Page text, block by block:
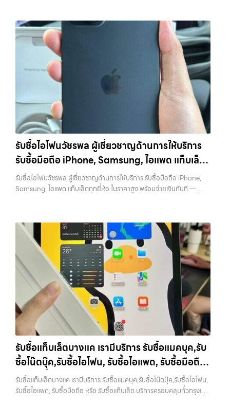
ทันที โดยเน้นบริการในพื้นที่ ลาดพร้าว, รัชดา, บางรัก, แจ้งวัฒนะ, บางแค,
วัชรพล, รามอินทรา, รวมถึง บางนา, บางพลี, เกษตรนวมินทร์, เสนานิคม,
วังหินไม่ว่าคุณจะต้องการ รับซื้อโทรศัพท์, รับซื้อแมคบุค, รับซื้อโน๊ตบุ๊ค, รับ
ซื้อแท็บเล็ต, หรือบริการอื่นๆ เกี่ยวกับสินค้าไอที กรุงเทพฯ – เราพร้อมให้
บริการครบวงจร บริการของเรา เราให้บริการแบบครบวงจรสำหรับลูกค้าที่
ต้องการขายอุปกรณ์ไอที ไม่ว่าจะเป็น:…
แค่เครื่องใช้ไฟฟ้า แต่เป็นทรัพย์สินที่มีมูลค่า คุณอาจต้องการเปลี่ยนรุ่น หรือ
ต้องการเงินด่วน เราจึงมอบบริการประเมินสภาพเครื่อง ฟรี ปราบปราม
ความยุ่งยากทั้งหลาย โดยเน้น โปร่งใส มั่นใจได้ และจ่ายเงินทันทีเมื่อตกลง
ซื้อขายสำเร็จ บริการของเราครอบคลุมทั้ง iPhone สายใหม่-เก่า,
Samsung ทุกรุ่น, iPad และแท็บเล็ตทุกแบรนด์ เรารับถึงแม้จะอยู่ในสภาพ
ใช้งานแล้ว ตกแต่งแล้ว หรือมีรอยบ้าง เพราะมูลค่าของเครื่องไม่ได้ขึ้นอยู่แค่
ยี่ห้อ แต่ขึ้นอยู่กับสภาพจริง ความครบชุด และความสะดวกในการขายของ
คุณ เราจึงตั้งใจให้บริการในเขต ลาดพร้าว, รัชดา, บางรัก, แจ้งวัฒนะ,
บางแค, วัชรพล, รามอินทรา, บางนา, บางพลี, เกษตรนวมินทร์, เสนานิคม,
วังหิน อย่างเต็มที่ ไม่ว่าคุณจะค้นหาคำว่า “รับซื้อมือถือใกล้ฉัน”, “รับซื้อ
โทรศัพท์มือสองกรุงเทพ”, “ขาย iPad ได้ราคา”, “รับซื้อแท็บเล็ต กรุงเทพ
ถึงที่”, หรือ “รับซื้อ Samsung มือสอง ราคาสูง” — ที่นี่คือคำตอบ เพราะ
บริการของเรามุ่งตรงให้คุณได้รับราคาและความสะดวกสบายที่เหนือกว่า
เลือกเราแล้วคุณจะได้บริการที่คุณไว้วางใจ พร้อมทีมงานที่พร้อมอำนวย
ความสะดวก นัดรับถึงที่ ตรวจสภาพอย่างมืออาชีพ และจ่ายเงินทันที
ทั้งหมดนี้เพื่อให้การขายอุปกรณ์ของคุณเป็นเรื่องง่ายขึ้น ดีกว่า รวดเร็วกว่า
และคุ้มค่ากว่า ทำไมต้องเลือกเรา ผู้เชี่ยวชาญด้านการให้บริการ รับซื้อมือถือ
วัชรพล, รามอินทรา, รวมถึง บางนา, บางพลี, เกษตรนวมินทร์, เสนานิคม,
วังหินไม่ว่าคุณจะต้องการ รับซื้อโทรศัพท์, รับซื้อแมคบุค, รับซื้อโน๊ตบุ๊ค, รับ
ซื้อแท็บเล็ต, หรือบริการอื่นๆ เกี่ยวกับสินค้าไอที กรุงเทพฯ – เราพร้อมให้
บริการครบวงจร บริการของเรา…
วัชรพล รามอินทรา รับซื้อไอโฟนเกษตนวมินทร์ — รับซื้อมือถือ หรือ รับซื้อ
แท็บเล็ต ที่ให้ราคาเป็นธรรมและบริการรวดเร็ว บริการครอบคลุมทั่วกรุงเทพ
และพื้นที่ใกล้เคียง รับซื้อไอโฟนเกษตนวมินทร์ รับซื้อมือถือ หรือ รับซื้อ
แท็บเล็ต ที่ให้ราคาเป็นธรรมและบริการรวดเร็ว บริการครอบคลุมทั่วกรุงเทพ
และพื้นที่ใกล้เคียง รับซื้อ… รับซื้อไอโฟนเกษตนวมินทร์ รับซื้อ iPhone ทุก
รุ่น ให้ราคาสูง พร้อมจ่ายเงินทันที ประสบการณ์เหนือระดับกับการ รับซื้อไอ
โฟน, รับซื้อไอแพด, รับซื้อมือถือ ยินดีต้อนรับสู่ “รับซื้อขายมือถือ.com”
เว็บไซต์ที่คุณไว้วางใจได้ สำหรับบริการ รับซื้อ มือถือ iPhone, Samsung,
iPad, แท็บเล็ต ทุกยี่ห้อ ให้ราคาสูง พร้อมจ่ายเงินทันที ครอบคลุมพื้นที่
ลาดพร้าว, รัชดา, บางรัก, แจ้งวัฒนะ, บางแค, วัชรพล, รามอินทรา และเขต
กรุงเทพฯ ใกล้ “ใกล้ ฉัน” ที่สุด ในยุคที่สมาร์ทโฟน แท็บเล็ต และอุปกรณ์ไอที
ใหม่ๆ เปลี่ยนรุ่นกันแทบทุกช่วงเวลา อุปกรณ์ที่คุณใช้แล้วอาจกลายเป็นของ
ที่ไม่ได้ใช้งานอยู่เฉยๆ เว็บไซต์ของเราจึงเกิดขึ้นเพื่อเป็นทางเลือกให้คุณ
สามารถเปลี่ยนอุปกรณ์ที่ไม่ใช้แล้วให้กลายเป็นเงินสดได้ทันที ด้วยบริการ รับ
ซื้อไอโฟน, รับซื้อไอแพด, รับซื้อมือถือ, รับซื้อโทรศัพท์, รับซื้อโน๊ตบุ๊ค, รับซื้อ
แท็บเล็ต, รับซื้อสินค้าไอทีกรุงเทพมหานคร อย่างครบวงจร ไม่ว่าคุณจะอยู่
โซนเมืองหรือเขตชานเมือง เรามีทีมงานพร้อมให้บริการถึงที่ในพื้นที่ “ใกล้
ต้องการเปลี่ยนรุ่น หรือต้องการเงินด่วน เราจึงมอบบริการประเมินสภาพ
เครื่อง ฟรี ปราบปรามความยุ่งยากทั้งหลาย โดยเน้น โปร่งใส มั่นใจได้ และ
จ่ายเงินทันทีเมื่อตกลงซื้อขายสำเร็จ บริการของเราครอบคลุมทั้ง iPhone
สายใหม่-เก่า, Samsung ทุกรุ่น, iPad และแท็บเล็ตทุกแบรนด์ เรารับถึงแม้
จะอยู่ในสภาพใช้งานแล้ว ตกแต่งแล้ว หรือมีรอยบ้าง เพราะมูลค่าของเครื่อง
ไม่ได้ขึ้นอยู่แค่ยี่ห้อ แต่ขึ้นอยู่กับสภาพจริง ความครบชุด และความสะดวกใน
การขายของคุณ เราจึงตั้งใจให้บริการในเขต ลาดพร้าว, รัชดา, บางรัก,
แจ้งวัฒนะ, บางแค, วัชรพล, รามอินทรา, บางนา, บางพลี, เกษตรนวมินทร์,
เสนานิคม, วังหิน อย่างเต็มที่ ไม่ว่าคุณจะค้นหาคำว่า “รับซื้อมือถือใกล้ฉัน”,
“รับซื้อโทรศัพท์มือสองกรุงเทพ”, “ขาย iPad ได้ราคา”, “รับซื้อแท็บเล็ต
กรุงเทพถึงที่”, หรือ “รับซื้อ Samsung มือสอง ราคาสูง” — ที่นี่คือคำตอบ
เพราะบริการของเรามุ่งตรงให้คุณได้รับราคาและความสะดวกสบายที่เหนือ
กว่า เลือกเราแล้วคุณจะได้บริการที่คุณไว้วางใจ พร้อมทีมงานที่พร้อม
อำนวยความสะดวก นัดรับถึงที่ ตรวจสภาพอย่างมืออาชีพ และจ่ายเงินทันที
ทั้งหมดนี้เพื่อให้การขายอุปกรณ์ของคุณเป็นเรื่องง่ายขึ้น ดีกว่า รวดเร็วกว่า
และคุ้มค่ากว่า ทำไมต้องเลือกเรา ผู้เชี่ยวชาญด้านการให้บริการ รับซื้อมือถือ
iPhone, Samsung, ไอแพด แท็บเล็ตทุกยี่ห้อ ในราคาสูง พร้อมจ่ายเงิน
รับซื้อไอโฟนวัชรพล ผู้เชี่ยวชาญด้านการให้บริการ
รับซื้อมือถือ iPhone, Samsung, ไอแพด แท็บเล็ต
ทุกยี่ห้อ ในราคาสูง พร้อมจ่ายเงินทันที
รับซื้อไอโฟนวัชรพล ผู้เชี่ยวชาญด้านการให้บริการ รับซื้อมือถือ iPhone,
Samsung, ไอแพด แท็บเล็ตทุกยี่ห้อ ในราคาสูง พร้อมจ่ายเงินทันที —
วัชรพล รามอินทรา รับซื้อไอโฟนวัชรพล — ผู้เชี่ยวชาญด้านการให้บริการ
รับซื้อมือถือ iPhone, Samsung, ไอแพด แท็บเล็ตทุกยี่ห้อ ในราคาสูง
พร้อมจ่ายเงินทันที รับซื้อไอโฟนวัชรพล ผู้เชี่ยวชาญด้านการให้บริการ รับซื้อ
มือถือ iPhone, Samsung, ไอแพด แท็บเล็ตทุกยี่ห้อ ในราคาสูง พร้อมจ่าย
เงินทันที… รับซื้อไอโฟนวัชรพล ขายอุปกรณ์ไอทีแล้วอยากได้เงินด่วน?
ติดต่อเราเลย! การันตีราคาดี รับเงินทันใจ ประสบการณ์เหนือระดับกับ
การ รับซื้อไอโฟน, รับซื้อไอแพด, รับซื้อมือถือ ยินดีต้อนรับสู่ “รับซื้อขายมือ
ถือ.com” เว็บไซต์ที่คุณไว้วางใจได้ สำหรับบริการ รับซื้อ มือถือ iPhone,
Samsung, iPad, แท็บเล็ต ทุกยี่ห้อ ให้ราคาสูง พร้อมจ่ายเงินทันที
ครอบคลุมพื้นที่ ลาดพร้าว, รัชดา, บางรัก, แจ้งวัฒนะ, บางแค, วัชรพล,
รามอินทรา และเขตกรุงเทพฯ ใกล้ “ใกล้ ฉัน” ที่สุด ในยุคที่สมาร์ทโฟน
แท็บเล็ต และอุปกรณ์ไอทีใหม่ๆ เปลี่ยนรุ่นกันแทบทุกช่วงเวลา อุปกรณ์ที่คุณ
ใช้แล้วอาจกลายเป็นของที่ไม่ได้ใช้งานอยู่เฉยๆ เว็บไซต์ของเราจึงเกิดขึ้นเพื่อ
เป็นทางเลือกให้คุณสามารถเปลี่ยนอุปกรณ์ที่ไม่ใช้แล้วให้กลายเป็นเงินสดได้
ทันที ด้วยบริการ รับซื้อไอโฟน, รับซื้อไอแพด, รับซื้อมือถือ, รับซื้อโทรศัพท์,
รับซื้อโน๊ตบุ๊ค, รับซื้อแท็บเล็ต, รับซื้อสินค้าไอทีกรุงเทพมหานคร อย่างครบ
วงจร ไม่ว่าคุณจะอยู่โซนเมืองหรือเขตชานเมือง เรามีทีมงานพร้อมให้บริการ
รับซื้อแท็บเล็ตบางแค เรามีบริการ รับซื้อแมคบุค,รับ
ซื้อโน๊ตบุ๊ค,รับซื้อไอโฟน, รับซื้อไอแพด, รับซื้อมือถือ
หรือ รับซื้อแท็บเล็ต บริการครอบคลุมทั่วกรุงเทพ
และพื้นที่ใกล้เคียง
รับซื้อแท็บเล็ตบางแค เรามีบริการ รับซื้อแมคบุค,รับซื้อโน๊ตบุ๊ค,รับซื้อไอโฟน,
รับซื้อไอแพด, รับซื้อมือถือ หรือ รับซื้อแท็บเล็ต บริการครอบคลุมทั่วกรุงเทพ